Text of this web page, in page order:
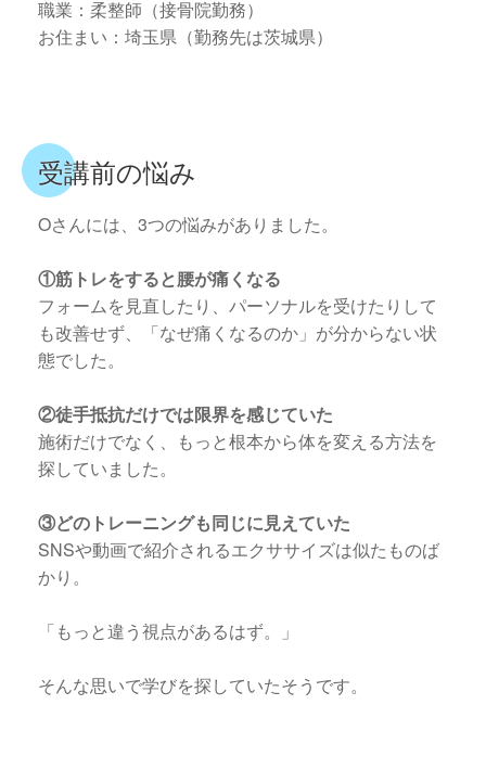
職業：柔整師（接骨院勤務）
お住まい：埼玉県（勤務先は茨城県）
受講前の悩み
Oさんには、3つの悩みがありました。
①筋トレをすると腰が痛くなる
フォームを見直したり、パーソナルを受けたりして
も改善せず、「なぜ痛くなるのか」が分からない状
態でした。
②徒手抵抗だけでは限界を感じていた
施術だけでなく、もっと根本から体を変える方法を
探していました。
③どのトレーニングも同じに見えていた
SNSや動画で紹介されるエクササイズは似たものば
かり。
「もっと違う視点があるはず。」
そんな思いで学びを探していたそうです。